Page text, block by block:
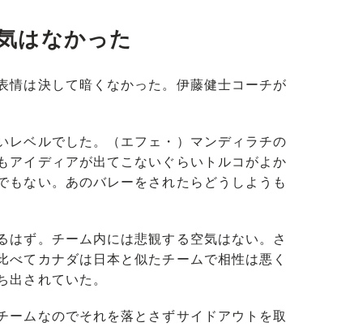
はなかった
は決して暗くなかった。伊藤健士コーチが
レベルでした。（エフェ・）マンディラチの
アイディアが出てこないぐらいトルコがよか
もない。あのバレーをされたらどうしようも
ず。チーム内には悲観する空気はない。さ
てカナダは日本と似たチームで相性は悪く
出されていた。
ームなのでそれを落とさずサイドアウトを取